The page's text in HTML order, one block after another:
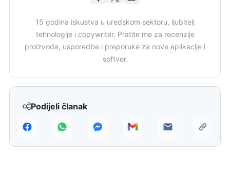
Podijeli članak
15 godina iskustva u uredskom sektoru, ljubitelj
tehnologije i copywriter. Pratite me za recenzije
proizvoda, usporedbe i preporuke za nove aplikacije i
softver.